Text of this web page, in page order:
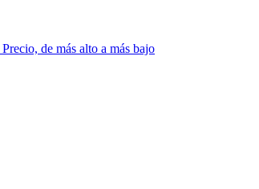
Precio, de más alto a más bajo